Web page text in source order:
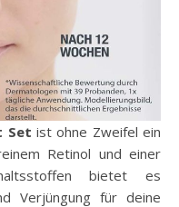
Set ist ohne Zweifel ein
Retinol und einer
bietet es
Verjüngung für deine